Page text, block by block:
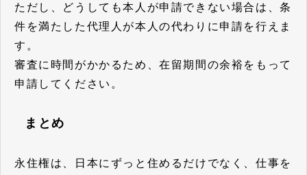
ただし、どうしても本人が申請できない場合は、条
件を満たした代理人が本人の代わりに申請を行えま
す。
審査に時間がかかるため、在留期間の余裕をもって
申請してください。
まとめ
永住権は、日本にずっと住めるだけでなく、仕事を